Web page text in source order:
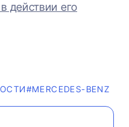
действии его
#MERCEDES-BENZ